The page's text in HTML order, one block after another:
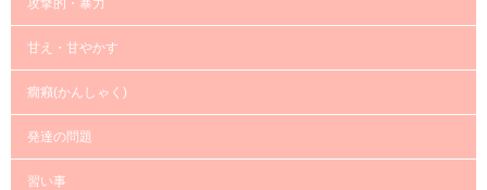
攻撃的・暴力
甘え・甘やかす
癇癪(かんしゃく)
発達の問題
習い事